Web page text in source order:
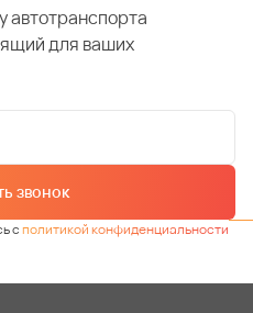
автотранспорта
для ваших
звонок
сполитикой конфиденциальности